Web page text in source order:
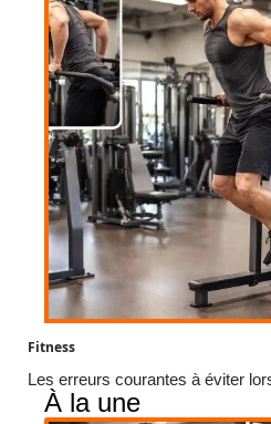
Fitness
Les erreurs courantes à éviter
À la une